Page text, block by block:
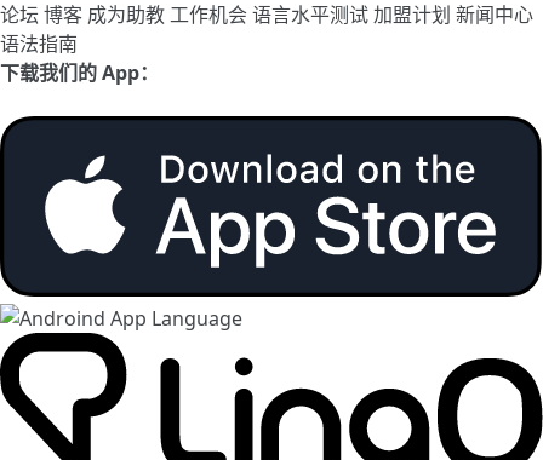
论坛 博客 成为助教工作机会语言水平测试加盟计划 新闻中心
语法指南
下载我们的 App：